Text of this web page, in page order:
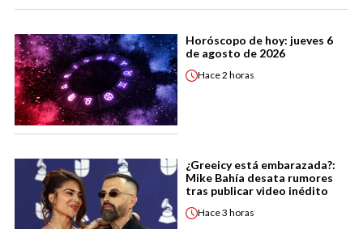
Horóscopo de hoy: jueves 6
de agosto de 2026
Hace2 horas
¿Greeicy está embarazada?:
Mike Bahía desata rumores
tras publicar video inédito
Hace3 horas